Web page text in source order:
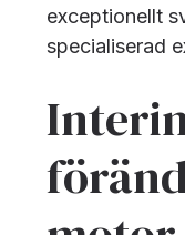
exceptionellt
specialiserad